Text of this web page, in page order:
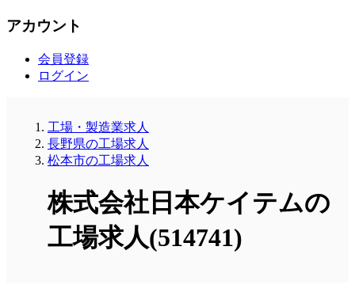
アカウント
会員登録
ログイン
工場・製造業求人
長野県の工場求人
松本市の工場求人
株式会社日本ケイテムの
工場求人(514741)